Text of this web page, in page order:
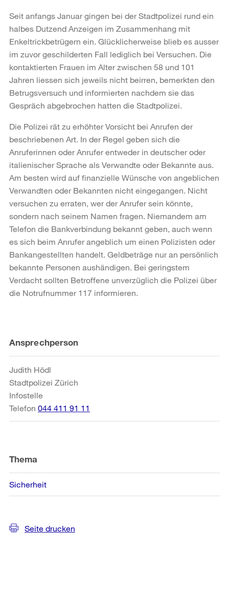
Seit anfangs Januar gingen bei der Stadtpolizei rund ein
halbes Dutzend Anzeigen im Zusammenhang mit
Enkeltrickbetrügern ein. Glücklicherweise blieb es ausser
im zuvor geschilderten Fall lediglich bei Versuchen. Die
kontaktierten Frauen im Alter zwischen 58 und 101
Jahren liessen sich jeweils nicht beirren, bemerkten den
Betrugsversuch und informierten nachdem sie das
Gespräch abgebrochen hatten die Stadtpolizei.
Die Polizei rät zu erhöhter Vorsicht bei Anrufen der
beschriebenen Art. In der Regel geben sich die
Anruferinnen oder Anrufer entweder in deutscher oder
italienischer Sprache als Verwandte oder Bekannte aus.
Am besten wird auf finanzielle Wünsche von angeblichen
Verwandten oder Bekannten nicht eingegangen. Nicht
versuchen zu erraten, wer der Anrufer sein könnte,
sondern nach seinem Namen fragen. Niemandem am
Telefon die Bankverbindung bekannt geben, auch wenn
es sich beim Anrufer angeblich um einen Polizisten oder
Bankangestellten handelt. Geldbeträge nur an persönlich
bekannte Personen aushändigen. Bei geringstem
Verdacht sollten Betroffene unverzüglich die Polizei über
die Notrufnummer 117 informieren.
Weitere
Informationen
Ansprechperson
Judith Hödl
Stadtpolizei Zürich
Infostelle
Telefon 044 411 91 11
Thema
Sicherheit
Seite drucken